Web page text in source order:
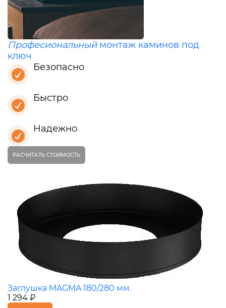
Професиональныймонтаж каминов под
ключ
Безопасно
Быстро
Надежно
РАСЧИТАТЬ СТОИМОСТЬ
Заглушка MAGMA 180/280 мм.
1 294 ₽